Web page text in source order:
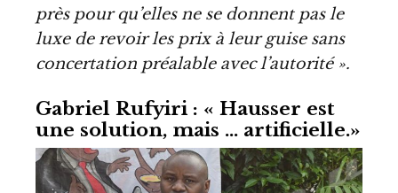
près pour qu’elles ne se donnent pas le
luxe de revoir les prix à leur guise sans
concertation préalable avec l’autorité ».
Gabriel Rufyiri : « Hausser est
une solution, mais … artificielle.»